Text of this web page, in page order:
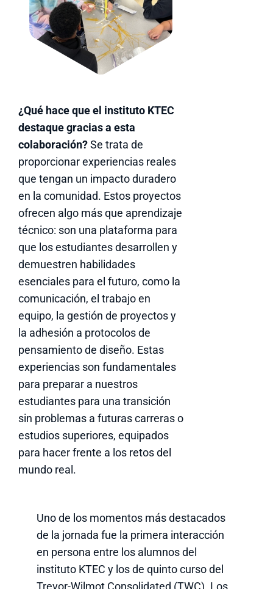
¿Qué hace que el instituto KTEC
destaque gracias a esta
colaboración?Se trata de
proporcionar experiencias reales
que tengan un impacto duradero
en la comunidad. Estos proyectos
ofrecen algo más que aprendizaje
técnico: son una plataforma para
que los estudiantes desarrollen y
demuestren habilidades
esenciales para el futuro, como la
comunicación, el trabajo en
equipo, la gestión de proyectos y
la adhesión a protocolos de
pensamiento de diseño. Estas
experiencias son fundamentales
para preparar a nuestros
estudiantes para una transición
sin problemas a futuras carreras o
estudios superiores, equipados
para hacer frente a los retos del
mundo real.
Uno de los momentos más destacados
de la jornada fue la primera interacción
en persona entre los alumnos del
instituto KTEC y los de quinto curso del
Trevor-Wilmot Consolidated (TWC). Los